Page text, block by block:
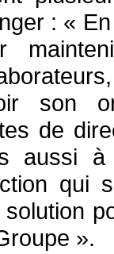
: «
son
de
aussi à
qui
solution
».